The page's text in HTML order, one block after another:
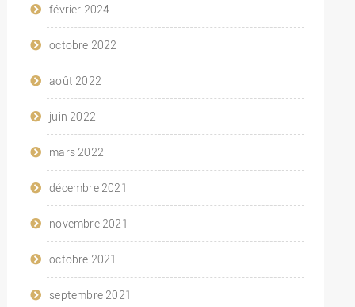
février 2024
octobre 2022
août 2022
juin 2022
mars 2022
décembre 2021
novembre 2021
octobre 2021
septembre 2021